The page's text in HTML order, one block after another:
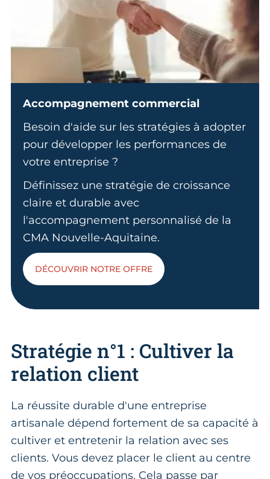
Accompagnement commercial
Besoin d'aide sur les stratégies à adopter
pour développer les performances de
votre entreprise ?
Définissez une stratégie de croissance
claire et durable avec
l'accompagnement personnalisé de la
CMA Nouvelle-Aquitaine.
DÉCOUVRIR NOTRE OFFRE
Stratégie n°1 : Cultiver la
relation client
La réussite durable d'une entreprise
artisanale dépend fortement de sa capacité à
cultiver et entretenir la relation avec ses
clients. Vous devez placer le client au centre
de vos préoccupations. Cela passe par